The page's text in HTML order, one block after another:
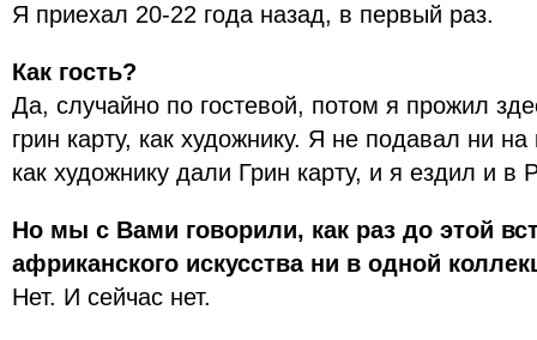
Я приехал 20-22 года назад, в первый раз.
Как гость?
Да, случайно по гостевой, потом я прожил
грин карту, как художнику. Я не подавал ни
как художнику дали Грин карту, и я ездил и
Но мы с Вами говорили, как раз до этой
африканского искусства ни в одной
Нет. И сейчас нет.